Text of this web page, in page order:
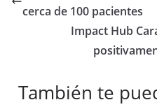
cerca de 100 pacientes
Impact Hub
También te